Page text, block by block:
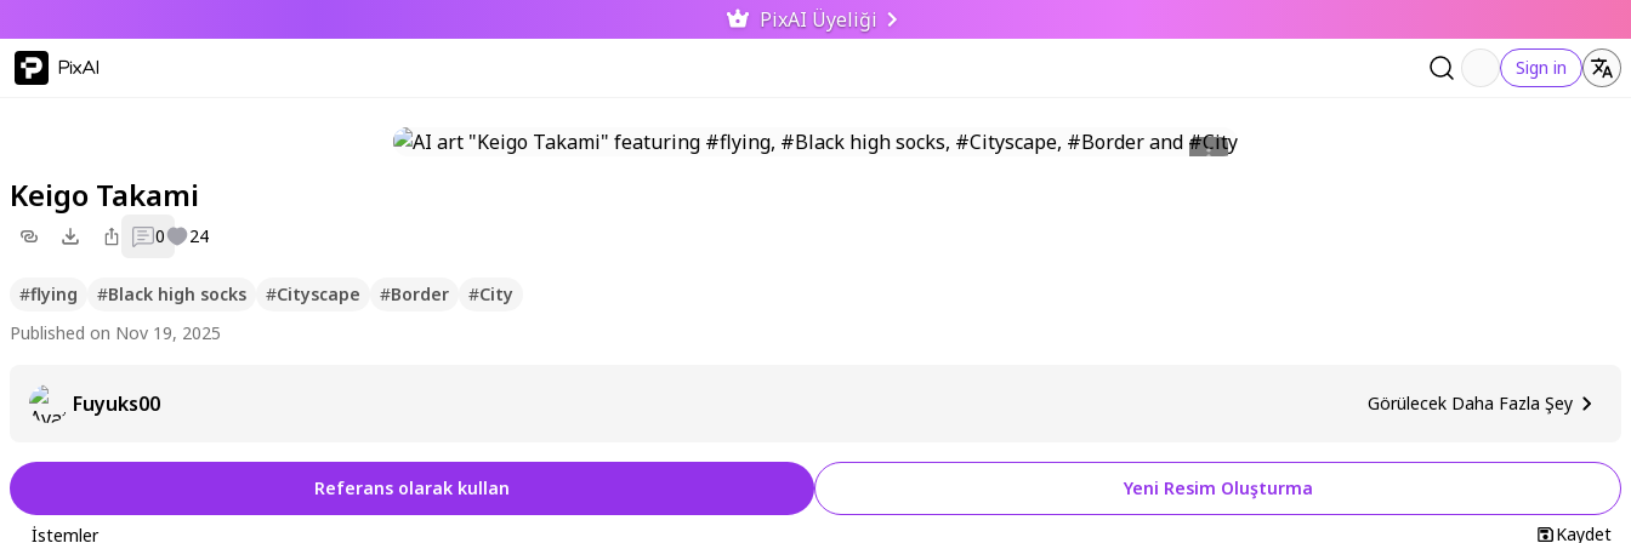
PixAI Üyeliği
PixAI Sign in
Keigo Takami
0 24
#flying #Black high socks #Cityscape #Border #City
Published on Nov 19, 2025
Fuyuks00 Görülecek Daha Fazla Şey
Referans olarak kullan Yeni Resim Oluşturma
İstemler Kaydet